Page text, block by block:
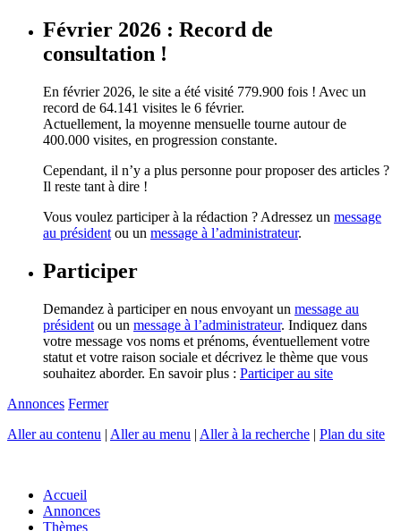
Février 2026 : Record de
consultation !
En février 2026, le site a été visité 779.900 fois ! Avec un
record de 64.141 visites le 6 février.
Actuellement, la moyenne mensuelle tourne autour de
400.000 visites, en progression constante.
Cependant, il n’y a plus personne pour proposer des articles ?
Il reste tant à dire !
Vous voulez participer à la rédaction ? Adressez un message
au président ou un message à l’administrateur.
Participer
Demandez à participer en nous envoyant un message au
président ou un message à l’administrateur. Indiquez dans
votre message vos noms et prénoms, éventuellement votre
statut et votre raison sociale et décrivez le thème que vous
souhaitez aborder. En savoir plus : Participer au site
Annonces Fermer
Aller au contenu | Aller au menu | Aller à la recherche | Plan du site
Accueil
Annonces
Thèmes